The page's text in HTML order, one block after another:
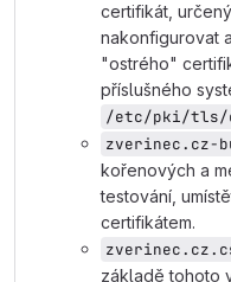
certifikát,
nakonfigurovat
"ostrého"
příslušného
/etc/pki/tls/
zverinec.cz-
kořenových a
testování,
certifikátem.
základě tohoto